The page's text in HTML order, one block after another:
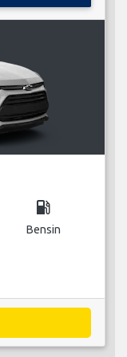
local_gas_station
Bensin